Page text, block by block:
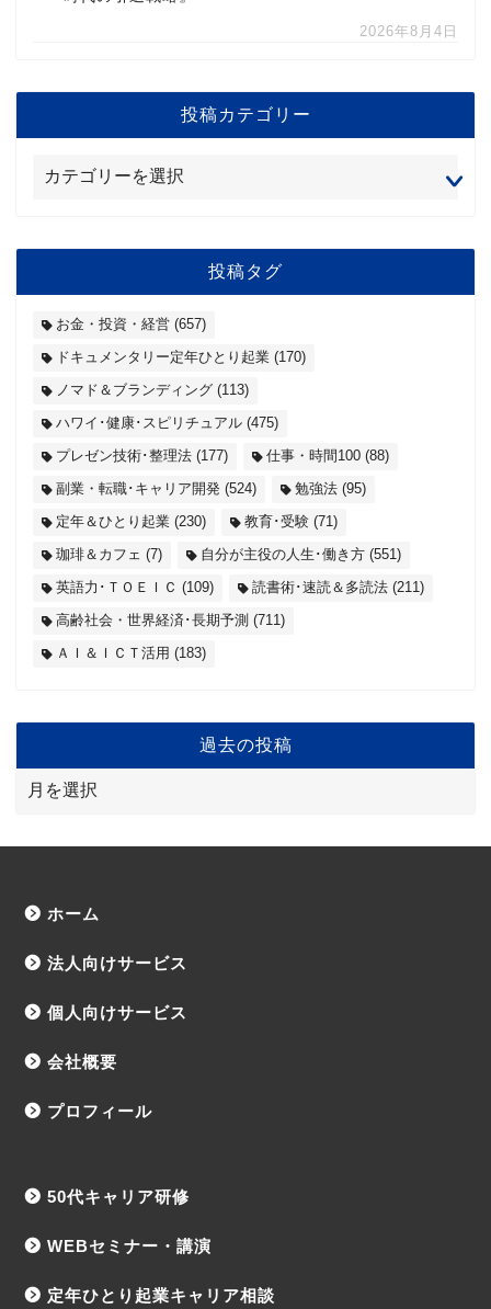
2026年8月4日
投稿カテゴリー
投稿タグ
お金・投資・経営 (657)
ドキュメンタリー定年ひとり起業 (170)
ノマド＆ブランディング (113)
ハワイ･健康･スピリチュアル (475)
プレゼン技術･整理法 (177) 仕事・時間100 (88)
副業・転職･キャリア開発 (524) 勉強法 (95)
定年＆ひとり起業 (230) 教育･受験 (71)
珈琲＆カフェ (7) 自分が主役の人生･働き方 (551)
英語力･ＴＯＥＩＣ (109) 読書術･速読＆多読法 (211)
高齢社会・世界経済･長期予測 (711)
ＡＩ＆ＩＣＴ活用 (183)
過去の投稿
ホーム
法人向けサービス
個人向けサービス
会社概要
プロフィール
50代キャリア研修
WEBセミナー・講演
定年ひとり起業キャリア相談